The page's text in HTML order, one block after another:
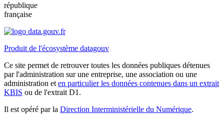
république
française
Produit de l'écosystème datagouv
Ce site permet de retrouver toutes les données publiques détenues
par l'administration sur une entreprise, une association ou une
administration et en particulier les données contenues dans un extrait
KBIS ou de l'extrait D1.
Il est opéré par la Direction Interministérielle du Numérique.